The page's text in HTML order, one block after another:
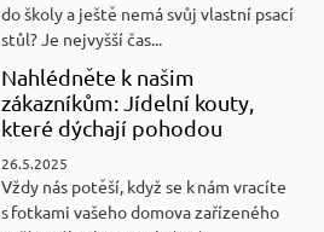
do školy a ještě nemá svůj vlastní psací
stůl? Je nejvyšší čas...
Nahlédněte k našim
zákazníkům: Jídelní kouty,
které dýchají pohodou
26.5.2025
Vždy nás potěší, když se k nám vracíte
s fotkami vašeho domova zařízeného